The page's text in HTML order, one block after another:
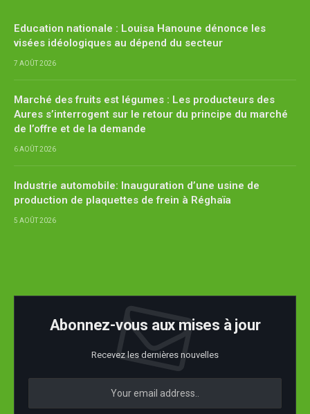
Education nationale : Louisa Hanoune dénonce les
visées idéologiques au dépend du secteur
7 AOÛT 2026
Marché des fruits est légumes : Les producteurs des
Aures s’interrogent sur le retour du principe du marché
de l’offre et de la demande
6 AOÛT 2026
Industrie automobile: Inauguration d’une usine de
production de plaquettes de frein à Réghaïa
5 AOÛT 2026
Abonnez-vous aux mises à jour
Recevez les dernières nouvelles